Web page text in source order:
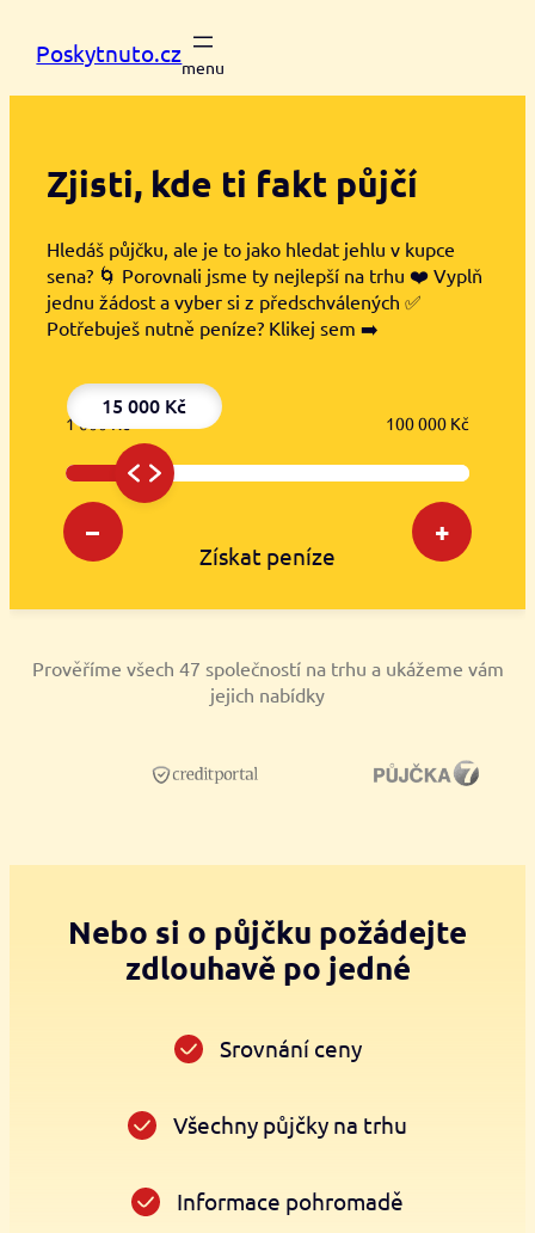
Poskytnuto.cz
Zjisti, kde ti fakt půjčí
Hledáš půjčku, ale je to jako hledat jehlu v kupce
sena? 🌀 Porovnali jsme ty nejlepší na trhu ❤️ Vyplň
jednu žádost a vyber si z předschválených ✅
Potřebuješ nutně peníze? Klikej sem ➡️
15 000 Kč
– +
1 000 Kč 100 000 Kč
Získat peníze
Prověříme všech 47 společností na trhu a ukážeme vám
jejich nabídky
Nebo si o půjčku požádejte
zdlouhavě po jedné
Srovnání ceny
Všechny půjčky na trhu
Informace pohromadě